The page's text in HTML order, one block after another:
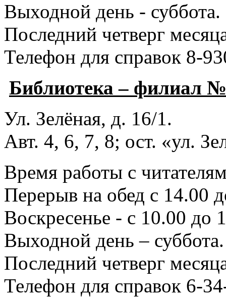
Выходной день - суббота.
Последний четверг
Телефон для справок 8-
Библиотека – филиал
Ул. Зелёная, д. 16/1.
Авт. 4, 6, 7, 8; ост. «ул.
Время работы с
Перерыв на обед с 14.00
Воскресенье - с 10.00 до
Выходной день – суббота.
Последний четверг
Телефон для справок 6-